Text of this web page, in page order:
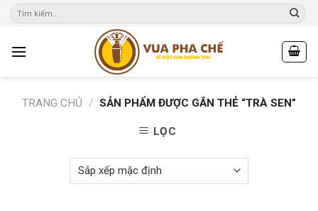
Skip
TRANG CHỦ / SẢN PHẨM ĐƯỢC GẮN THẺ “TRÀ SEN”
LỌC